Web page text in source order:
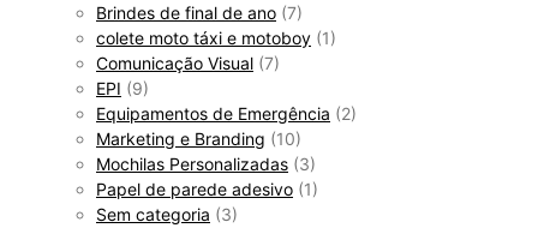
Brindes de final de ano (7)
colete moto táxi e motoboy (1)
Comunicação Visual (7)
EPI (9)
Equipamentos de Emergência (2)
Marketing e Branding (10)
Mochilas Personalizadas (3)
Papel de parede adesivo (1)
Sem categoria (3)